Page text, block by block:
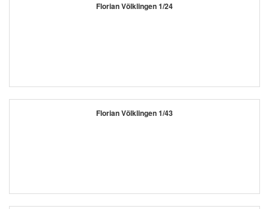
Florian Völklingen 1/24
Florian Völklingen 1/43